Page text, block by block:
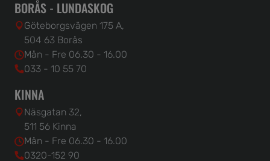
BORÅS - LUNDASKOG
Göteborgsvägen 175 A,
504 63 Borås
Mån - Fre 06.30 - 16.00
033 - 10 55 70
KINNA
Näsgatan 32,
511 56 Kinna
Mån - Fre 06.30 - 16.00
0320-152 90